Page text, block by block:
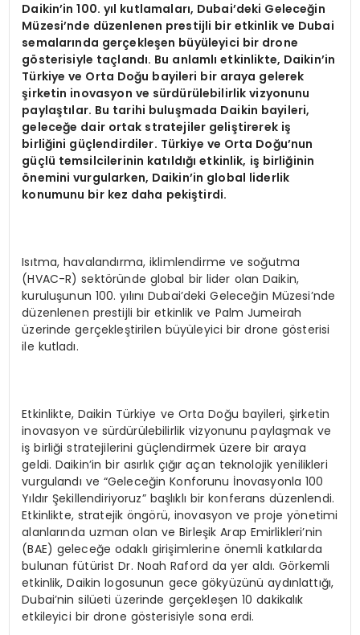
Daikin’in 100. yıl kutlamaları, Dubai’deki Geleceğin
Müzesi’nde düzenlenen prestijli bir etkinlik ve Dubai
semalarında gerçekleşen büyüleyici bir drone
gösterisiyle taçlandı. Bu anlamlı etkinlikte, Daikin’in
Türkiye ve Orta Doğu bayileri bir araya gelerek
şirketin inovasyon ve sürdürülebilirlik vizyonunu
paylaştılar. Bu tarihi buluşmada Daikin bayileri,
geleceğe dair ortak stratejiler geliştirerek iş
birliğini güçlendirdiler. Türkiye ve Orta Doğu’nun
güçlü temsilcilerinin katıldığı etkinlik, iş birliğinin
önemini vurgularken, Daikin’in global liderlik
konumunu bir kez daha pekiştirdi.
Isıtma, havalandırma, iklimlendirme ve soğutma
(HVAC-R) sektöründe global bir lider olan Daikin,
kuruluşunun 100. yılını Dubai’deki Geleceğin Müzesi’nde
düzenlenen prestijli bir etkinlik ve Palm Jumeirah
üzerinde gerçekleştirilen büyüleyici bir drone gösterisi
ile kutladı.
Etkinlikte, Daikin Türkiye ve Orta Doğu bayileri, şirketin
inovasyon ve sürdürülebilirlik vizyonunu paylaşmak ve
iş birliği stratejilerini güçlendirmek üzere bir araya
geldi. Daikin’in bir asırlık çığır açan teknolojik yenilikleri
vurgulandı ve “Geleceğin Konforunu İnovasyonla 100
Yıldır Şekillendiriyoruz” başlıklı bir konferans düzenlendi.
Etkinlikte, stratejik öngörü, inovasyon ve proje yönetimi
alanlarında uzman olan ve Birleşik Arap Emirlikleri’nin
(BAE) geleceğe odaklı girişimlerine önemli katkılarda
bulunan fütürist Dr. Noah Raford da yer aldı. Görkemli
etkinlik, Daikin logosunun gece gökyüzünü aydınlattığı,
Dubai’nin silüeti üzerinde gerçekleşen 10 dakikalık
etkileyici bir drone gösterisiyle sona erdi.